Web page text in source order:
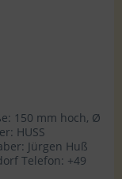
150 mm hoch, Ø
HUSS
Jürgen Huß
Telefon: +49